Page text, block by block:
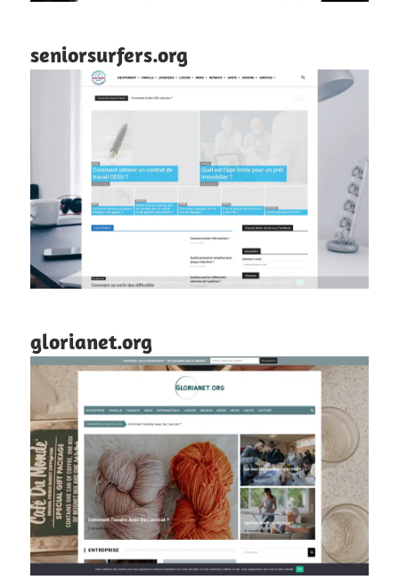
seniorsurfers.org
glorianet.org